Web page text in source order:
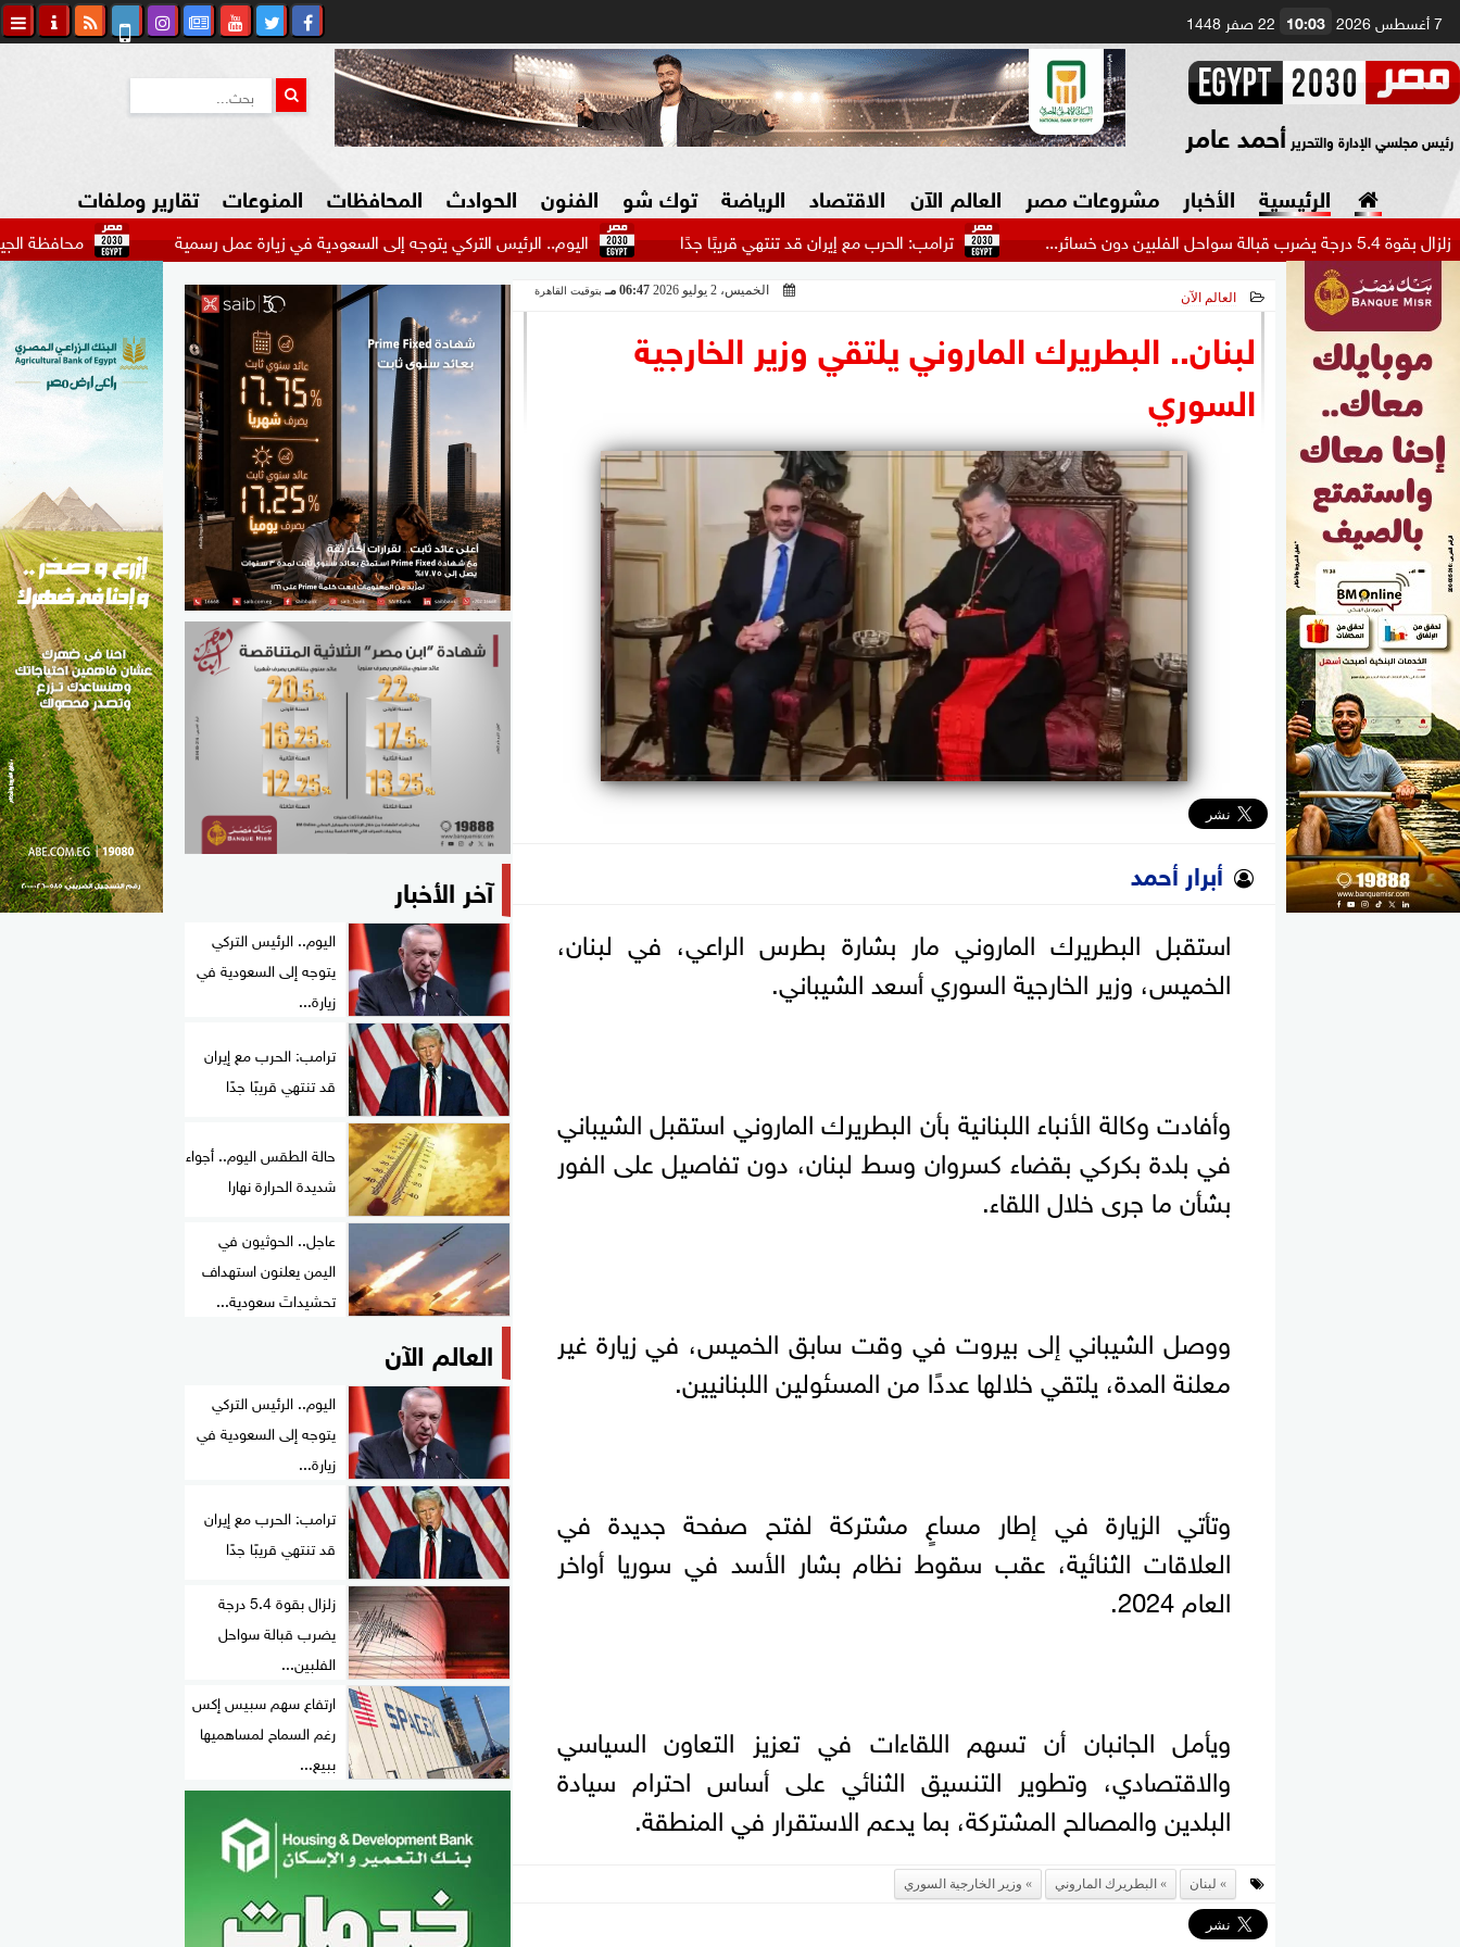
7 أغسطس 2026 10:03 22 صفر 1448
رئيس مجلسي الإدارة والتحرير أحمد عامر
الرئيسية الأخبار
الرئاسة
دين وفتاوى
مشروعات مصر العالم الآن الاقتصاد
الزراعة فى مصر
المسؤولية المجتمعية
الرياضة
بطولات عربية
بطولات عالمية
توك شو الفنون الحوادث
شكاوي المواطن
المحافظات المنوعات
السياحة في مصر
التكنولوجيا
المرأة والأسرة
السيارات
الطب والصحة
مواهب مصر
تقارير وملفات
محافظة الجيزة: غلق جزئى اليوم.. الرئيس التركي يتوجه إلى السعودية في زيارة عمل رسمية ترامب: الحرب مع إيران قد تنتهي قريبًا جدًا
العالم الآن الخميس، 2 يوليو 2026 06:47 مـ بتوقيت القاهرة
لبنان.. البطريرك الماروني يلتقي وزير الخارجية
السوري
أبرار أحمد
استقبل البطريرك الماروني مار بشارة بطرس الراعي، في لبنان،
الخميس، وزير الخارجية السوري أسعد الشيباني.
وأفادت وكالة الأنباء اللبنانية بأن البطريرك الماروني استقبل الشيباني
في بلدة بكركي بقضاء كسروان وسط لبنان، دون تفاصيل على الفور
بشأن ما جرى خلال اللقاء.
ووصل الشيباني إلى بيروت في وقت سابق الخميس، في زيارة غير
معلنة المدة، يلتقي خلالها عددًا من المسئولين اللبنانيين.
وتأتي الزيارة في إطار مساعٍ مشتركة لفتح صفحة جديدة في
العلاقات الثنائية، عقب سقوط نظام بشار الأسد في سوريا أواخر
العام 2024.
ويأمل الجانبان أن تسهم اللقاءات في تعزيز التعاون السياسي
والاقتصادي، وتطوير التنسيق الثنائي على أساس احترام سيادة
البلدين والمصالح المشتركة، بما يدعم الاستقرار في المنطقة.
لبنان البطريرك الماروني وزير الخارجية السوري
آخر الأخبار
اليوم.. الرئيس التركي
يتوجه إلى السعودية في
زيارة...
ترامب: الحرب مع إيران
قد تنتهي قريبًا جدًا
حالة الطقس اليوم.. أجواء
شديدة الحرارة نهارا
عاجل.. الحوثيون في
اليمن يعلنون استهداف
تحشيداتَ سعودية...
العالم الآن
اليوم.. الرئيس التركي
يتوجه إلى السعودية في
زيارة...
ترامب: الحرب مع إيران
قد تنتهي قريبًا جدًا
زلزال بقوة 5.4 درجة
يضرب قبالة سواحل
الفلبين...
ارتفاع سهم سبيس إكس
رغم السماح لمساهميها
ببيع...